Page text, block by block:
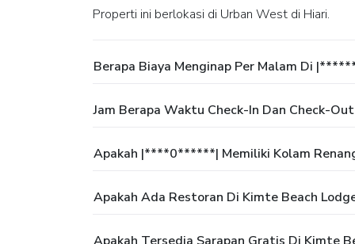
Properti ini berlokasi di Urban West di Hiari.
Berapa Biaya Menginap Per Malam Di
Jam Berapa Waktu Check-In Dan Check-
Apakah |****0******| Memiliki Kolam
Apakah Ada Restoran Di Kimte Beach